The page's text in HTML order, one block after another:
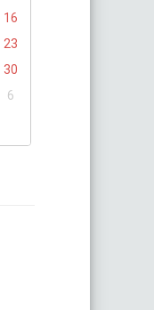
16
23
30
6